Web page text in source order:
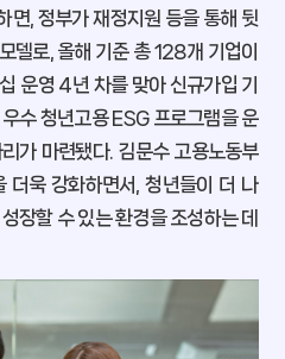
면, 정부가 재정지원 등을 통해 뒷
델로, 올해 기준 총 128개 기업이
운영 4년 차를 맞아 신규가입 기
수 청년고용 ESG 프로그램을 운
가 마련됐다. 김문수 고용노동부
더욱 강화하면서, 청년들이 더 나
장할 수 있는 환경을 조성하는 데